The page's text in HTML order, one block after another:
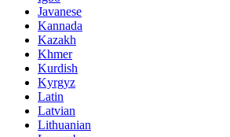
Javanese
Kannada
Kazakh
Khmer
Kurdish
Kyrgyz
Latin
Latvian
Lithuanian